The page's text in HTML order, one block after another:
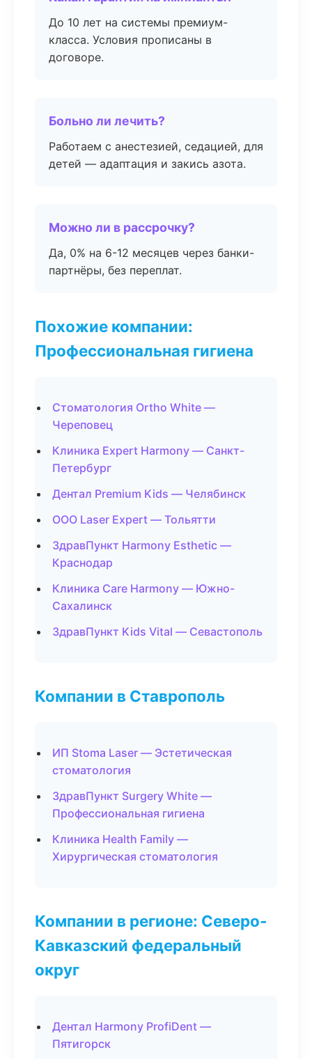
До 10 лет на системы премиум-
класса. Условия прописаны в
договоре.
Больно ли лечить?
Работаем с анестезией, седацией, для
детей — адаптация и закись азота.
Можно ли в рассрочку?
Да, 0% на 6-12 месяцев через банки-
партнёры, без переплат.
Похожие компании:
Профессиональная гигиена
Стоматология Ortho White —
Череповец
Клиника Expert Harmony — Санкт-
Петербург
Дентал Premium Kids — Челябинск
ООО Laser Expert — Тольятти
ЗдравПункт Harmony Esthetic —
Краснодар
Клиника Care Harmony — Южно-
Сахалинск
ЗдравПункт Kids Vital — Севастополь
Компании в Ставрополь
ИП Stoma Laser — Эстетическая
стоматология
ЗдравПункт Surgery White —
Профессиональная гигиена
Клиника Health Family —
Хирургическая стоматология
Компании в регионе: Северо-
Кавказский федеральный
округ
Дентал Harmony ProfiDent —
Пятигорск